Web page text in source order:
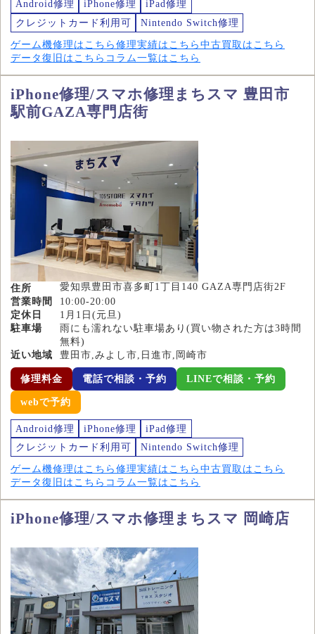
Android修理 iPhone修理
iPad修理
クレジットカード利用可
Nintendo Switch修理
ゲーム機修理はこちら 修理実績はこちら 中古買取はこちら
データ復旧はこちら コラム一覧はこちら
iPhone修理/スマホ修理まちスマ 豊田市
駅前GAZA専門店街
住所
愛知県豊田市喜多町1丁目140 GAZA専門店街2F
営業時間
10:00-20:00
定休日
1月1日(元旦)
駐車場
雨にも濡れない駐車場あり(買い物された方は3時間
無料)
近い地域
豊田市,みよし市,日進市,岡崎市
修理料金 電話で相談・予約 LINEで相談・予約
webで予約
Android修理 iPhone修理
iPad修理
クレジットカード利用可
Nintendo Switch修理
ゲーム機修理はこちら 修理実績はこちら 中古買取はこちら
データ復旧はこちら コラム一覧はこちら
iPhone修理/スマホ修理まちスマ 岡崎店